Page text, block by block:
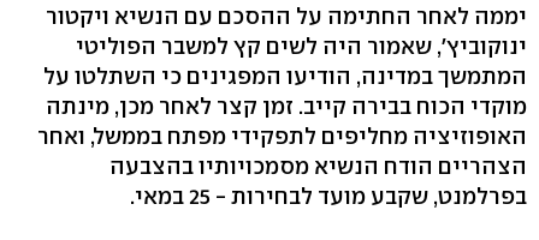
יממה לאחר החתימה על ההסכם עם הנשיא ויקטור
ינוקוביץ', שאמור היה לשים קץ למשבר הפוליטי
המתמשך במדינה, הודיעו המפגינים כי השתלטו על
מוקדי הכוח בבירה קייב. זמן קצר לאחר מכן, מינתה
האופוזיציה מחליפים לתפקידי מפתח בממשל, ואחר
הצהריים הודח הנשיא מסמכויותיו בהצבעה
בפרלמנט, שקבע מועד לבחירות - 25 במאי.